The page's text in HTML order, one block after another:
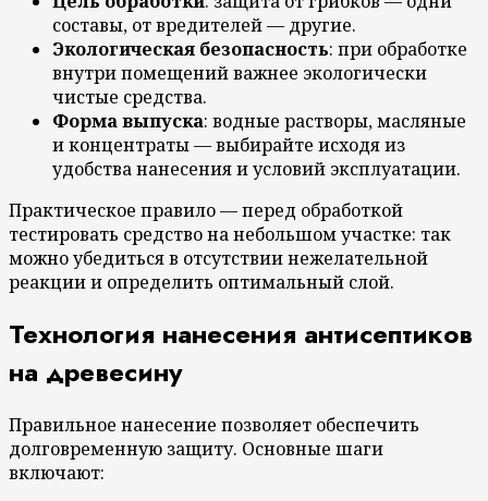
составы, от вредителей — другие.
Экологическая безопасность: при обработке
внутри помещений важнее экологически
чистые средства.
Форма выпуска: водные растворы, масляные
и концентраты — выбирайте исходя из
удобства нанесения и условий эксплуатации.
Практическое правило — перед обработкой
тестировать средство на небольшом участке: так
можно убедиться в отсутствии нежелательной
реакции и определить оптимальный слой.
Технология нанесения антисептиков
на древесину
Правильное нанесение позволяет обеспечить
долговременную защиту. Основные шаги
включают: